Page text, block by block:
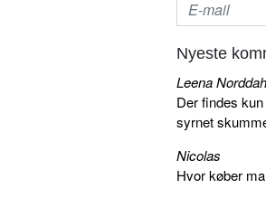
Nyeste
Leena
Der findes
syrnet
Nicolas
Hvor køber